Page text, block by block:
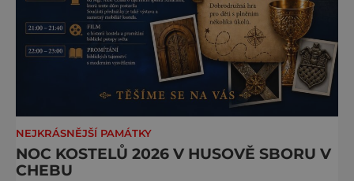
NEJKRÁSNĚJŠÍ PAMÁTKY
NOC KOSTELŮ 2026 V HUSOVĚ SBORU V
CHEBU